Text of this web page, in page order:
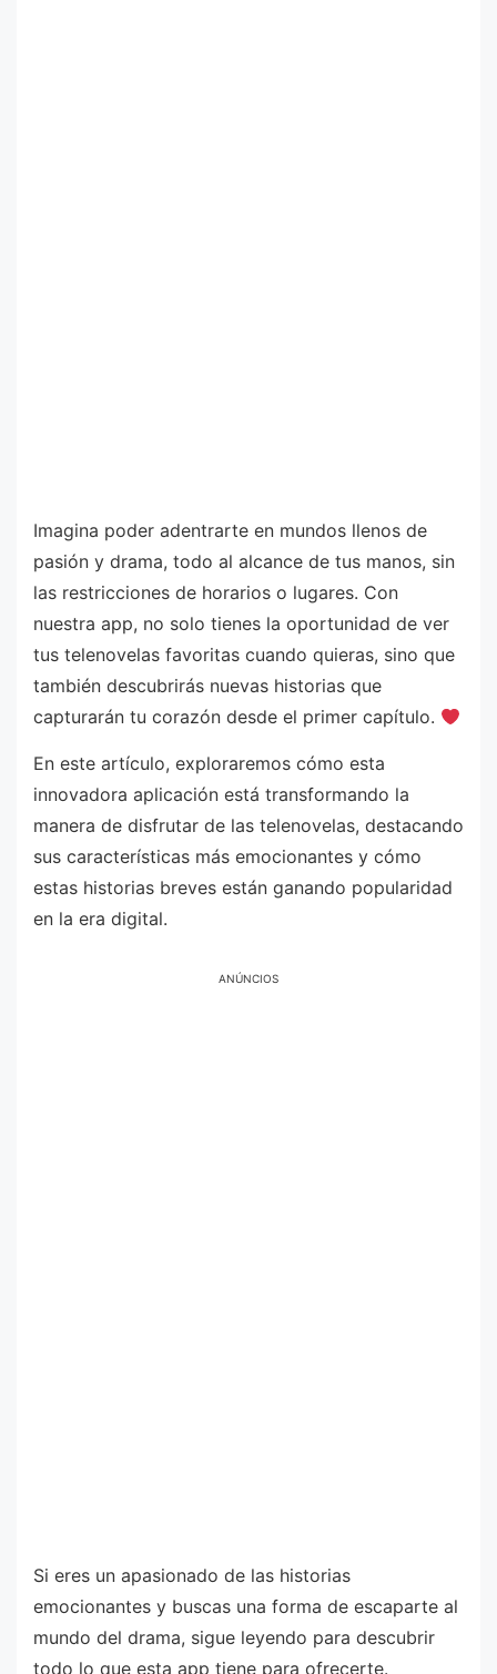
Imagina poder adentrarte en mundos llenos de
pasión y drama, todo al alcance de tus manos, sin
las restricciones de horarios o lugares. Con
nuestra app, no solo tienes la oportunidad de ver
tus telenovelas favoritas cuando quieras, sino que
también descubrirás nuevas historias que
capturarán tu corazón desde el primer capítulo.
En este artículo, exploraremos cómo esta
innovadora aplicación está transformando la
manera de disfrutar de las telenovelas, destacando
sus características más emocionantes y cómo
estas historias breves están ganando popularidad
en la era digital.
ANÚNCIOS
Si eres un apasionado de las historias
emocionantes y buscas una forma de escaparte al
mundo del drama, sigue leyendo para descubrir
todo lo que esta app tiene para ofrecerte.